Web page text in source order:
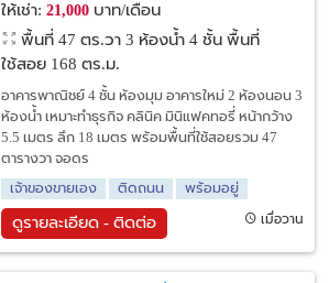
ให้เช่า: 21,000บาท/เดือน
พื้นที่ 47 ตร.วา 3 ห้องน้ำ 4 ชั้น พื้นที่
ใช้สอย 168 ตร.ม.
อาคารพาณิชย์ 4 ชั้น ห้องมุม อาคารใหม่ 2 ห้องนอน 3
ห้องน้ำ เหมาะทำธุรกิจ คลินิค มินิแฟคทอรี่ หน้ากว้าง
5.5 เมตร ลึก 18 เมตร พร้อมพื้นที่ใช้สอยรวม 47
ตารางวา จอดร
เจ้าของขายเอง
ติดถนน พร้อมอยู่
ดูรายละเอียด - ติดต่อ เมื่อวาน